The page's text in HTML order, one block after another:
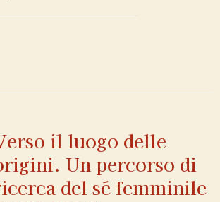
il luogo delle
Un percorso di
del sé femminile